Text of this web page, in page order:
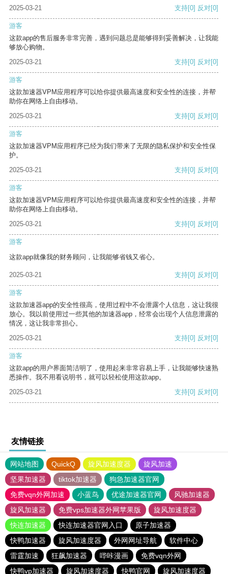
2025-03-21
支持[0] 反对[0]
游客
这款app的售后服务非常完善，遇到问题总是能够得到妥善解决，让我能
够放心购物。
2025-03-21
支持[0] 反对[0]
游客
这款加速器VPM应用程序可以给你提供最高速度和安全性的连接，并帮
助你在网络上自由移动。
2025-03-21
支持[0] 反对[0]
游客
这款加速器VPM应用程序已经为我们带来了无限的隐私保护和安全性保
护。
2025-03-21
支持[0] 反对[0]
游客
这款加速器VPM应用程序可以给你提供最高速度和安全性的连接，并帮
助你在网络上自由移动。
2025-03-21
支持[0] 反对[0]
游客
这款app就像我的财务顾问，让我能够省钱又省心。
2025-03-21 支持[0] 反对[0]
游客
这款加速器app的安全性很高，使用过程中不会泄露个人信息，这让我很
放心。我以前使用过一些其他的加速器app，经常会出现个人信息泄露的
情况，这让我非常担心。
2025-03-21
支持[0] 反对[0]
游客
这款app的用户界面简洁明了，使用起来非常容易上手，让我能够快速熟
悉操作。我不用看说明书，就可以轻松使用这款app。
2025-03-21
支持[0] 反对[0]
友情链接
网站地图 QuickQ 旋风加速度器
旋风加速
坚果加速器
tiktok加速器
狗急加速器官网
免费vqn外网加速
小蓝鸟 优途加速器官网
风驰加速器
旋风加速器
免费vps加速器外网苹果版
旋风加速度器
快连加速器
快连加速器官网入口
原子加速器
快鸭加速器
旋风加速度器 外网网址导航
软件中心
雷霆加速
狂飙加速器 哔咔漫画
免费vqn外网
快鸭vp加速器
旋风加速度器 快鸭官网 旋风加速度器